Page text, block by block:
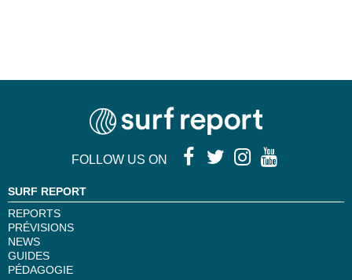
FOLLOW US ON
SURF REPORT
REPORTS
PRÉVISIONS
NEWS
GUIDES
PÉDAGOGIE